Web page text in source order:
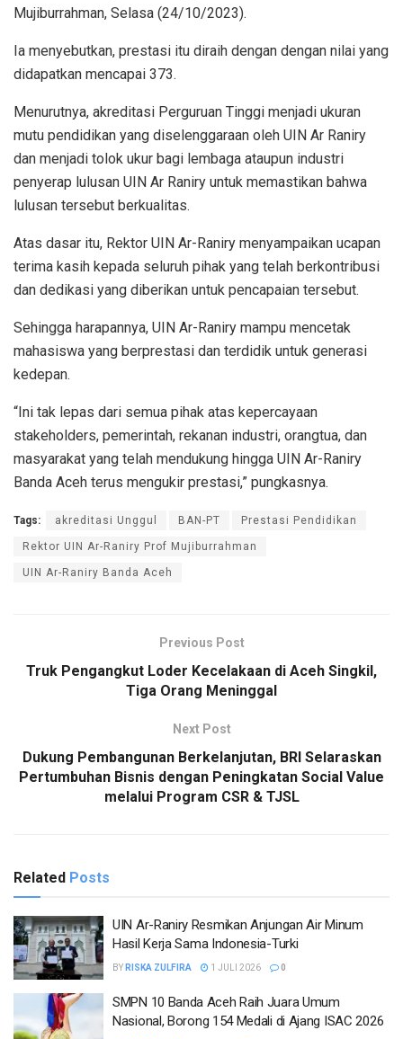
Mujiburrahman, Selasa (24/10/2023).
Ia menyebutkan, prestasi itu diraih dengan dengan nilai yang
didapatkan mencapai 373.
Menurutnya, akreditasi Perguruan Tinggi menjadi ukuran
mutu pendidikan yang diselenggaraan oleh UIN Ar Raniry
dan menjadi tolok ukur bagi lembaga ataupun industri
penyerap lulusan UIN Ar Raniry untuk memastikan bahwa
lulusan tersebut berkualitas.
Atas dasar itu, Rektor UIN Ar-Raniry menyampaikan ucapan
terima kasih kepada seluruh pihak yang telah berkontribusi
dan dedikasi yang diberikan untuk pencapaian tersebut.
Sehingga harapannya, UIN Ar-Raniry mampu mencetak
mahasiswa yang berprestasi dan terdidik untuk generasi
kedepan.
“Ini tak lepas dari semua pihak atas kepercayaan
stakeholders, pemerintah, rekanan industri, orangtua, dan
masyarakat yang telah mendukung hingga UIN Ar-Raniry
Banda Aceh terus mengukir prestasi,” pungkasnya.
Tags: akreditasi Unggul BAN-PT Prestasi Pendidikan
Rektor UIN Ar-Raniry Prof Mujiburrahman
UIN Ar-Raniry Banda Aceh
Previous Post
Truk Pengangkut Loder Kecelakaan di Aceh Singkil,
Tiga Orang Meninggal
Next Post
Dukung Pembangunan Berkelanjutan, BRI Selaraskan
Pertumbuhan Bisnis dengan Peningkatan Social Value
melalui Program CSR & TJSL
Related Posts
UIN Ar-Raniry Resmikan Anjungan Air Minum
Hasil Kerja Sama Indonesia-Turki
BY RISKA ZULFIRA 1 JULI 2026 0
SMPN 10 Banda Aceh Raih Juara Umum
Nasional, Borong 154 Medali di Ajang ISAC 2026